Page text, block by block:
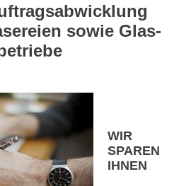
sowie Glas-
WIR
SPAREN
IHNEN